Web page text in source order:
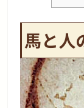
馬と人